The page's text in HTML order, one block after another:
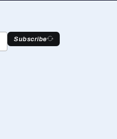
Subscribe